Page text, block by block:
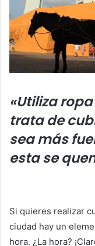
«Utiliza
trata de
sea más
esta se
Si quieres realizar
ciudad hay un
hora. ¿La hora?